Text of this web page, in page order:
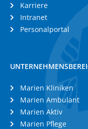
Karriere
Intranet
Personalportal
Marien Kliniken
Marien Ambulant
Marien Aktiv
Marien Pflege